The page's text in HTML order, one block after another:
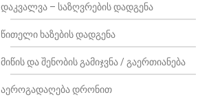
ᲓᲐᲙᲕᲐᲚᲕᲐ – ᲡᲐᲖᲦᲕᲠᲔᲑᲘᲡ ᲓᲐᲓᲒᲔᲜᲐ
ᲬᲘᲗᲔᲚᲘ ᲮᲐᲖᲔᲑᲘᲡ ᲓᲐᲓᲒᲔᲜᲐ
ᲛᲘᲬᲘᲡ ᲓᲐ ᲨᲔᲜᲝᲑᲘᲡ ᲒᲐᲛᲘᲯᲕᲜᲐ / ᲒᲐᲔᲠᲗᲘᲐᲜᲔᲑᲐ
ᲐᲔᲠᲝᲒᲐᲓᲐᲦᲔᲑᲐ ᲓᲠᲝᲜᲘᲗ